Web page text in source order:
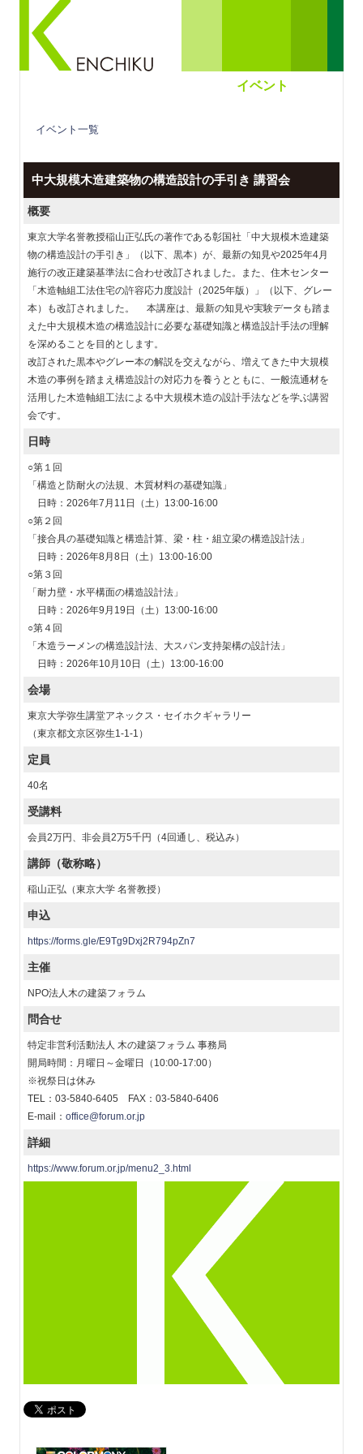
イベント
イベント一覧
中大規模木造建築物の構造設計の手引き 講習会
概要
東京大学名誉教授稲山正弘氏の著作である彰国社「中大規模木造建築
物の構造設計の手引き」（以下、黒本）が、最新の知見や2025年4月
施行の改正建築基準法に合わせ改訂されました。また、住木センター
「木造軸組工法住宅の許容応力度設計（2025年版）」（以下、グレー
本）も改訂されました。 本講座は、最新の知見や実験データも踏ま
えた中大規模木造の構造設計に必要な基礎知識と構造設計手法の理解
を深めることを目的とします。
改訂された黒本やグレー本の解説を交えながら、増えてきた中大規模
木造の事例を踏まえ構造設計の対応力を養うとともに、一般流通材を
活用した木造軸組工法による中大規模木造の設計手法などを学ぶ講習
会です。
日時
○第１回
「構造と防耐火の法規、木質材料の基礎知識」
日時：2026年7月11日（土）13:00-16:00
○第２回
「接合具の基礎知識と構造計算、梁・柱・組立梁の構造設計法」
日時：2026年8月8日（土）13:00-16:00
○第３回
「耐力壁・水平構面の構造設計法」
日時：2026年9月19日（土）13:00-16:00
○第４回
「木造ラーメンの構造設計法、大スパン支持架構の設計法」
日時：2026年10月10日（土）13:00-16:00
会場
東京大学弥生講堂アネックス・セイホクギャラリー
（東京都文京区弥生1-1-1）
定員
40名
受講料
会員2万円、非会員2万5千円（4回通し、税込み）
講師（敬称略）
稲山正弘（東京大学 名誉教授）
申込
https://forms.gle/E9Tg9Dxj2R794pZn7
主催
NPO法人木の建築フォラム
問合せ
特定非営利活動法人 木の建築フォラム 事務局
開局時間：月曜日～金曜日（10:00-17:00）
※祝祭日は休み
TEL：03-5840-6405 FAX：03-5840-6406
E-mail： office@forum.or.jp
詳細
https://www.forum.or.jp/menu2_3.html